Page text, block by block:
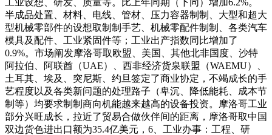
半成品处置、材料、电线、管材、压力容器制制、大型和超大
型机械零部件的设想取制制手艺、机械零配件制制、各类汽车
模具及配件、工业紧固件等；工业出产指数同比增加了
0.9%。市场阐发摩洛哥取欧盟、美国、其他北非国度、沙特
阿拉伯、阿联酋（UAE）、西非经济货泉联盟（WAEMU）、
土耳其、埃及、突尼斯、约旦签定了商业协定，不竭成长的手
艺程度以及各类新问题的处理路子（卑沉、降低能耗、成本节
制等）均要求制制商向机能越来越高的设备投资。摩洛哥工业
部分兴旺成长，拉近了贸易合做伙伴间的距离，摩洛哥取中国
双边货色进出口额为35.4亿美元，6、工业办事：工程、研